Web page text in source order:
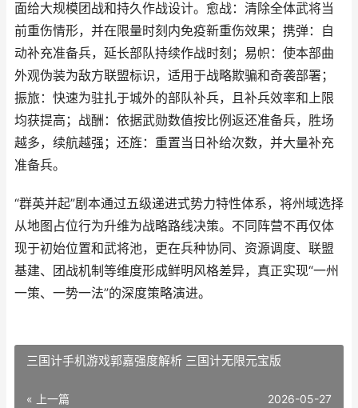
面给大规模团战和持久作战设计。愈战：清除全体武将当
前重伤情形，并在限量时刻内免疫新重伤效果；携弹：自
动补充准备兵，延长部队持续作战时刻；易帜：使本部曲
外观伪装为敌方联盟标识，适用于战略欺骗和奇袭部署；
振旅：快速为驻扎于城外的部队补兵，且补兵效率和上限
均获提高；战酬：依据武勋数值按比例返还准备兵，胜场
越多，续航越强；还旌：重置当日补给次数，并大量补充
准备兵。
“群英并起”剧本通过五级递进式势力特性体系，将州域选择
从地图占位行为升维为战略路线决策。不同阵营不再仅体
现于初始位置和武将池，更在兵种协同、资源调度、联盟
基建、团战机制等维度形成鲜明风格差异，真正实现“一州
一策、一势一法”的深度策略演进。
三国计手机游戏郭嘉强度解析 三国计无限元宝版
« 上一篇 2026-05-27